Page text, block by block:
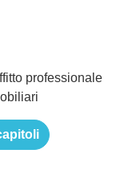
professionale